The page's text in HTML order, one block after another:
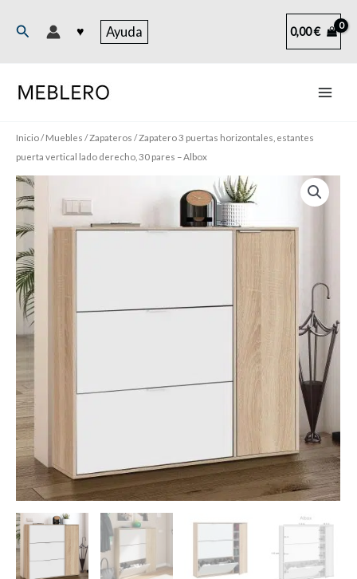
Buscar ♥ Ayuda 0,00€
Inicio/Muebles /Zapateros / Zapatero 3 puertas horizontales, estantes
puerta vertical lado derecho, 30 pares – Albox